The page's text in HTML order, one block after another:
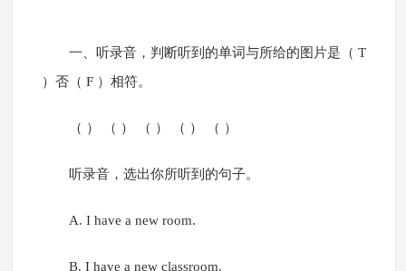
一、听录音，判断听到的单词与所给的图片是（ T
）否（ F ）相符。
（ ） （ ） （ ） （ ） （ ）
听录音，选出你所听到的句子。
A. I have a new room.
B. I have a new classroom.